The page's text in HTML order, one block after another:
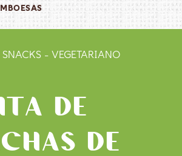
SNACKS - VEGETARIANO
DE
DE